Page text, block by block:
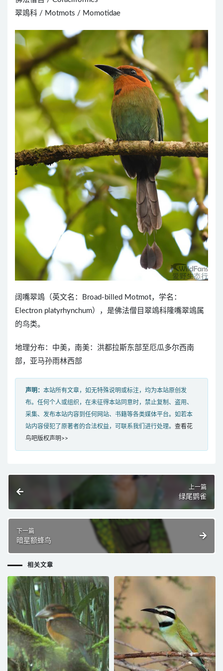
翠鴗科 / Motmots / Momotidae
阔嘴翠鴗（英文名：Broad-billed Motmot，学名：
Electron platyrhynchum），是佛法僧目翠鴗科隆嘴翠鴗属
的鸟类。
地理分布：中美，南美：洪都拉斯东部至厄瓜多尔西南
部，亚马孙雨林西部
声明： 本站所有文章，如无特殊说明或标注，均为本站原创发
布。任何个人或组织，在未征得本站同意时，禁止复制、盗用、
采集、发布本站内容到任何网站、书籍等各类媒体平台。如若本
站内容侵犯了原著者的合法权益，可联系我们进行处理。 查看花
鸟吧版权声明>>
上一篇
绿尾鹦雀
下一篇
暗星额蜂鸟
相关文章